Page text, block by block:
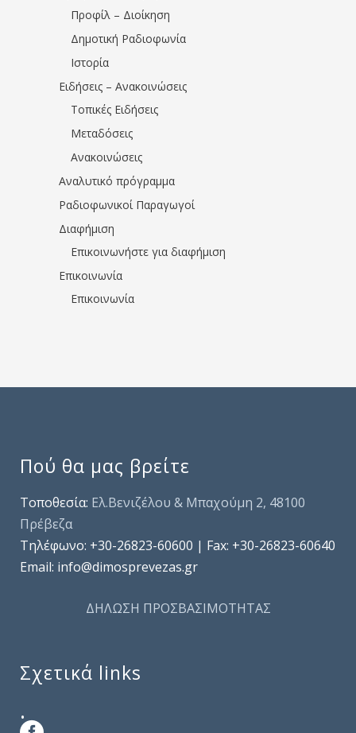
Προφίλ – Διοίκηση
Δημοτική Ραδιοφωνία
Ιστορία
Ειδήσεις – Ανακοινώσεις
Τοπικές Ειδήσεις
Μεταδόσεις
Ανακοινώσεις
Αναλυτικό πρόγραμμα
Ραδιοφωνικοί Παραγωγοί
Διαφήμιση
Επικοινωνήστε για διαφήμιση
Επικοινωνία
Επικοινωνία
Πού θα μας βρείτε
Τοποθεσία: Ελ.Βενιζέλου & Μπαχούμη 2, 48100
Πρέβεζα
Τηλέφωνo: +30-26823-60600 | Fax: +30-26823-60640
Email: info@dimosprevezas.gr
ΔΗΛΩΣΗ ΠΡΟΣΒΑΣΙΜΟΤΗΤΑΣ
Σχετικά links
.